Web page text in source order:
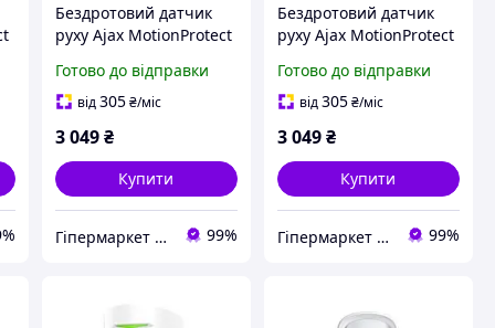
Бездротовий датчик
руху Ajax MotionProtect
мікрохвильовим
сенсором
Готово до відправки
від305 ₴/міс
3 049 ₴
Купити
Гіпермаркет Безпеки Bezpeka-SHOP 99%
Бездротовий датчик
руху Ajax MotionProtect
мікрохвильовим
сенсором
Готово до відправки
від305₴/міс
3 049₴
Купити
Гіпермаркет Безпеки Bezpeka-SHOP 99%